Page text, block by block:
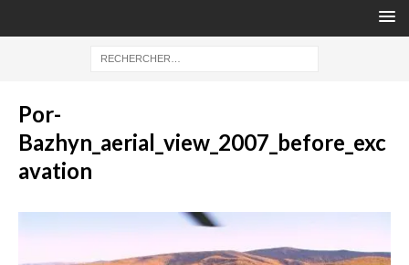
Por-
Bazhyn_aerial_view_2007_before_exc
avation